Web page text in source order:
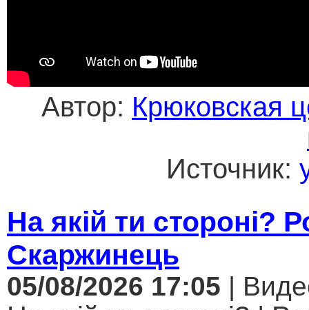
Автор: Крюковская
Источник:
На якій ти стороні?
Скаржинець
05/08/2026 17:05 |